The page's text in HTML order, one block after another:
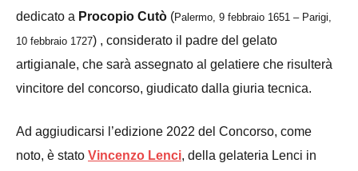
dedicato a Procopio Cutò (Palermo, 9 febbraio 1651 – Parigi,
10 febbraio 1727) , considerato il padre del gelato
artigianale, che sarà assegnato al gelatiere che risulterà
vincitore del concorso, giudicato dalla giuria tecnica.
Ad aggiudicarsi l’edizione 2022 del Concorso, come
noto, è stato Vincenzo Lenci, della gelateria Lenci in